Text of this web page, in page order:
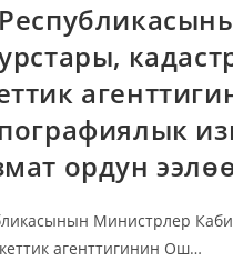
ордун
Министрлер
агенттигинин Ош…